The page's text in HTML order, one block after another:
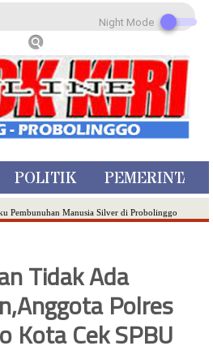
POLITIK
Pembunuhan Manusia Silver di Probolinggo
LASKAR JODA, Usung Filosofi Gelar Sehelai
Dari Berbagai Daerah Padati Kota Wisata Batu
Sapta Pesona Wisata di Amfiteater, Mikutopia
Tidak Ada
Polres
Kota Cek SPBU
Night Mode